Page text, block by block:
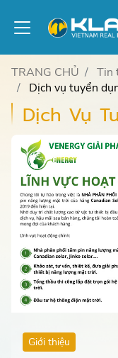
TRANG CHỦ
Tin
Dịch vụ tuyển
Dịch Vụ
Giới thiệu